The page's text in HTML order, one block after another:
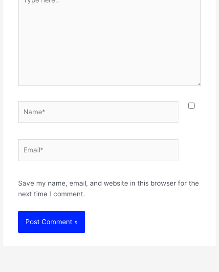
here..
Save my name, email, and website in this browser for the
next time I comment.